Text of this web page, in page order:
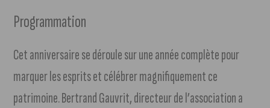
Programmation
Cet anniversaire se déroule sur une année complète pour
marquer les esprits et célébrer magnifiquement ce
patrimoine. Bertrand Gauvrit, directeur de l’association a